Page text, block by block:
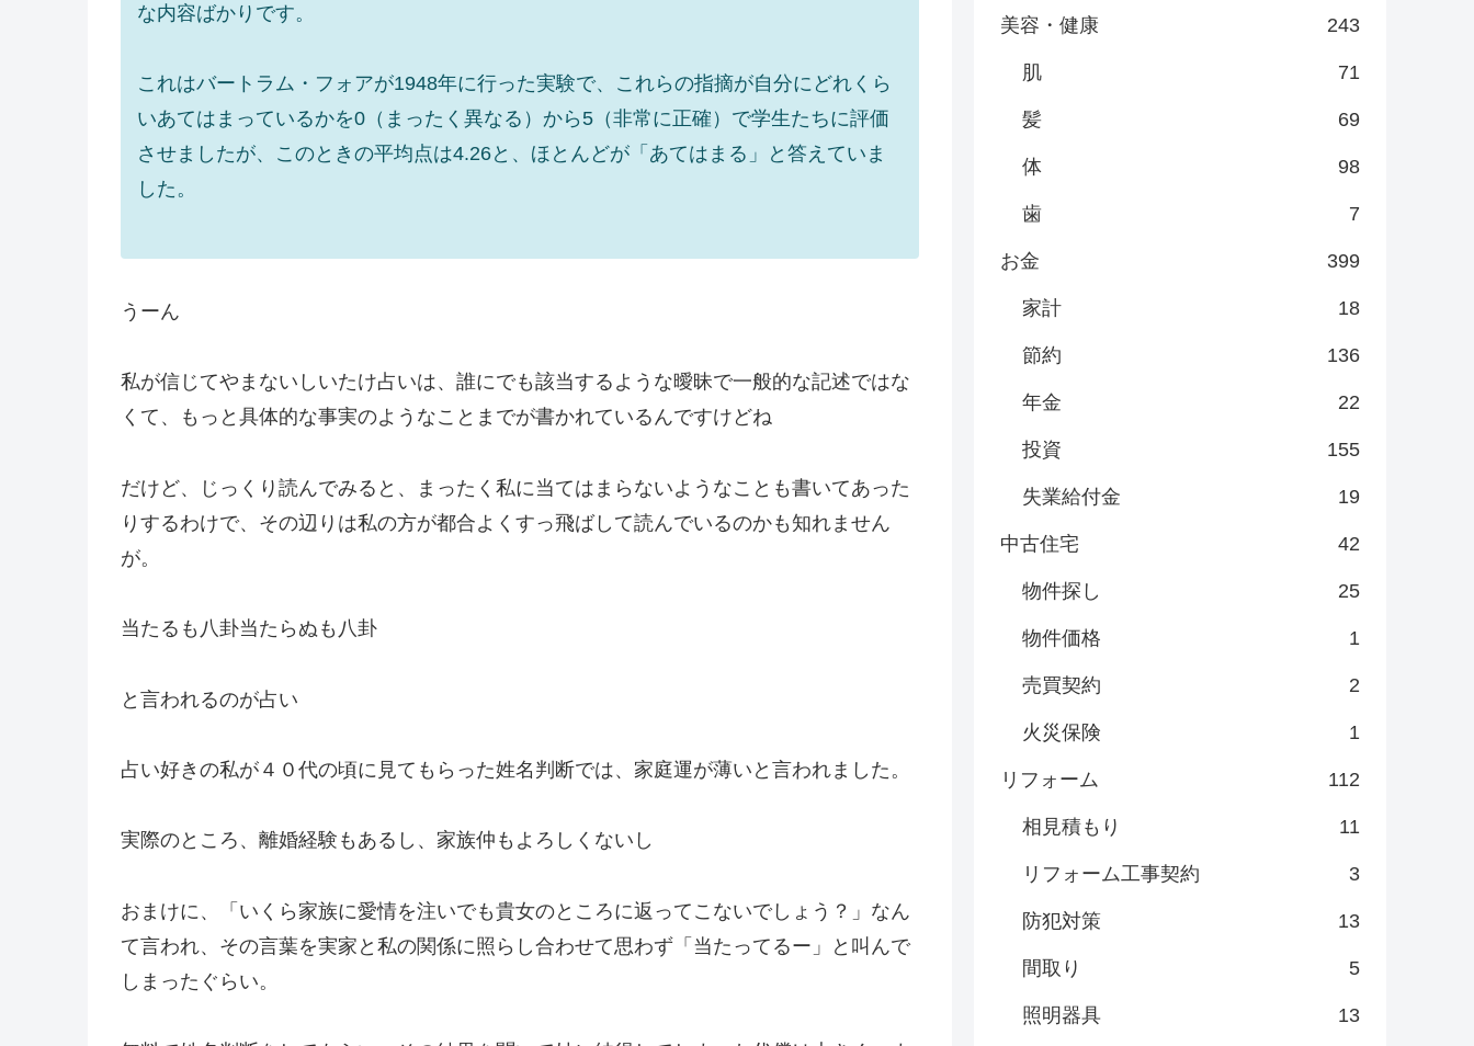
な内容ばかりです。
これはバートラム・フォアが1948年に行った実験で、これらの指摘が自分にどれくら
いあてはまっているかを0（まったく異なる）から5（非常に正確）で学生たちに評価
させましたが、このときの平均点は4.26と、ほとんどが「あてはまる」と答えていま
した。
うーん
私が信じてやまないしいたけ占いは、誰にでも該当するような曖昧で一般的な記述ではな
くて、もっと具体的な事実のようなことまでが書かれているんですけどね
だけど、じっくり読んでみると、まったく私に当てはまらないようなことも書いてあった
りするわけで、その辺りは私の方が都合よくすっ飛ばして読んでいるのかも知れません
が。
当たるも八卦当たらぬも八卦
と言われるのが占い
占い好きの私が４０代の頃に見てもらった姓名判断では、家庭運が薄いと言われました。
実際のところ、離婚経験もあるし、家族仲もよろしくないし
おまけに、「いくら家族に愛情を注いでも貴女のところに返ってこないでしょう？」なん
て言われ、その言葉を実家と私の関係に照らし合わせて思わず「当たってるー」と叫んで
しまったぐらい。
美容・健康 243
肌 71
髪 69
体 98
歯 7
お金 399
家計 18
節約 136
年金 22
投資 155
失業給付金 19
中古住宅 42
物件探し 25
物件価格 1
売買契約 2
火災保険 1
リフォーム 112
相見積もり 11
リフォーム工事契約 3
防犯対策 13
間取り 5
照明器具 13